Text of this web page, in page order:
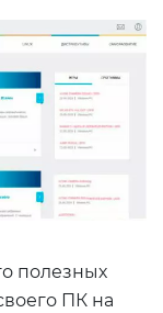
полезных
ПК на